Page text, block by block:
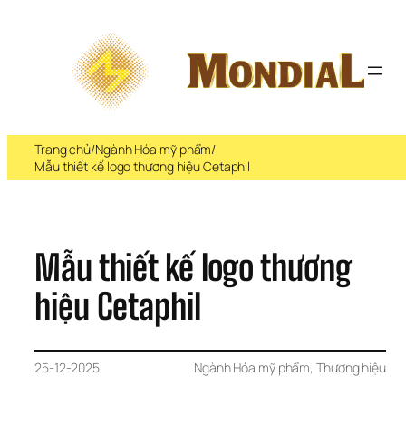
Trang chủ/Ngành Hóa mỹ phẩm/
Mẫu thiết kế logo thương hiệu Cetaphil
Mẫu thiết kế logo thương
hiệu Cetaphil
25-12-2025 Ngành Hóa mỹ phẩm, Thương hiệu